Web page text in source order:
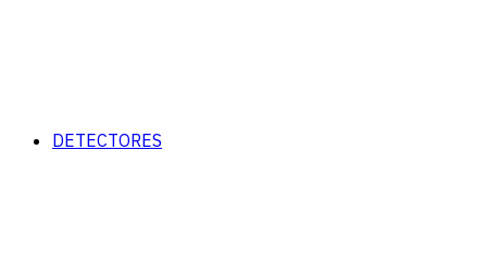
DETECTORES